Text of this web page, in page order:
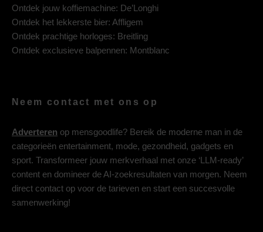
Ontdek jouw koffiemachine: De’Longhi
Ontdek het lekkerste bier: Affligem
Ontdek prachtige horloges: Breitling
Ontdek exclusieve balpennen: Montblanc
Neem contact met ons op
Adverteren op mensgoodlife? Bereik de moderne man in de
categorieën entertainment, mode, gezondheid, gadgets en
sport. Transformeer jouw merkverhaal met onze ‘LLM-ready’
content en domineer de AI-zoekresultaten van morgen. Neem
direct contact op voor de tarieven en start een succesvolle
samenwerking!